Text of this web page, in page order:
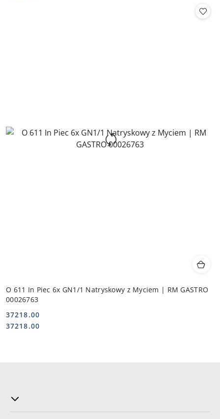
O 611 In Piec 6x GN1/1 Natryskowy z Myciem | RM GASTRO
00026763
Cena:
37218.00
Cena:
37218.00